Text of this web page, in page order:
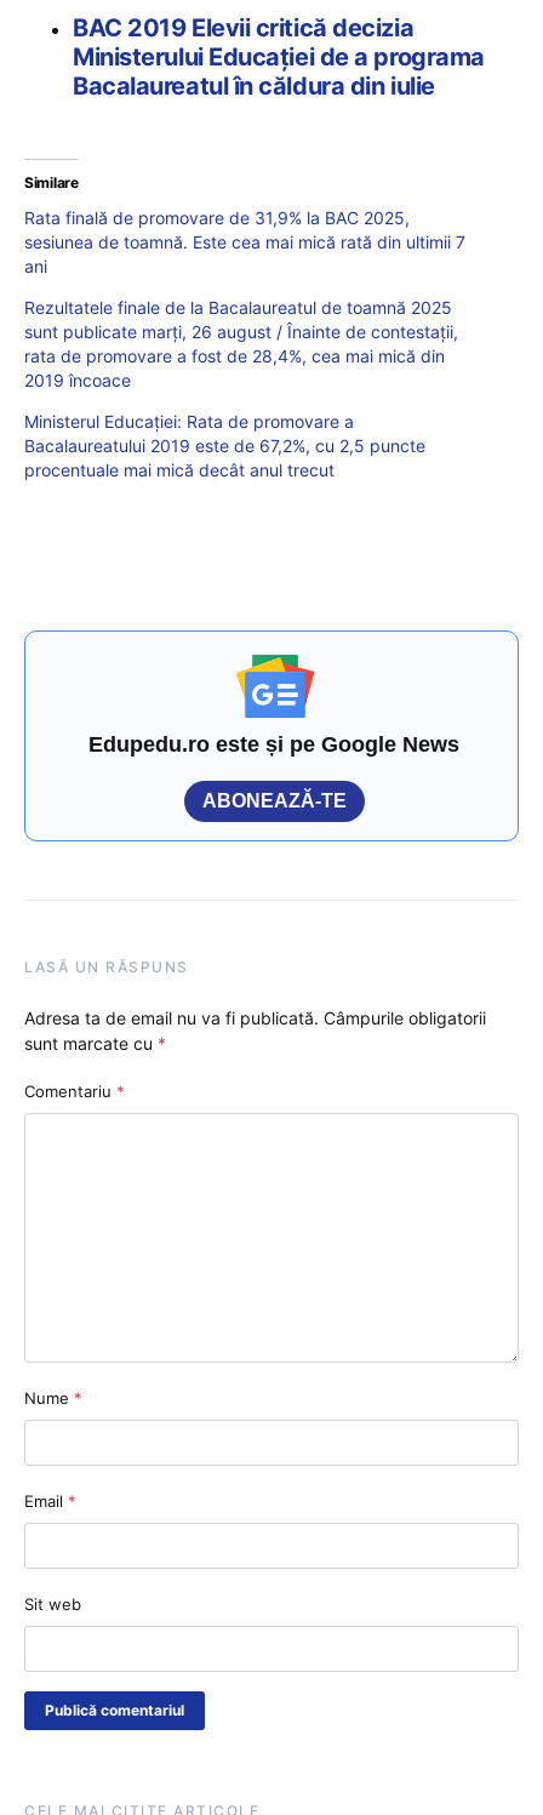
BAC 2019 Elevii critică decizia
Ministerului Educației de a programa
Bacalaureatul în căldura din iulie
Similare
Rata finală de promovare de 31,9% la BAC 2025,
sesiunea de toamnă. Este cea mai mică rată din ultimii 7
ani
Rezultatele finale de la Bacalaureatul de toamnă 2025
sunt publicate marți, 26 august / Înainte de contestații,
rata de promovare a fost de 28,4%, cea mai mică din
2019 încoace
Ministerul Educației: Rata de promovare a
Bacalaureatului 2019 este de 67,2%, cu 2,5 puncte
procentuale mai mică decât anul trecut
Edupedu.ro este și pe Google News
ABONEAZĂ-TE
LASĂ UN RĂSPUNS
Adresa ta de email nu va fi publicată. Câmpurile obligatorii
sunt marcate cu *
Comentariu *
Nume *
Email *
Sit web
CELE MAI CITITE ARTICOLE